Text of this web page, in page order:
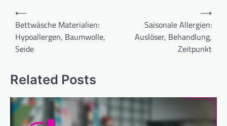
Post
navigation
⟵
Bettwäsche Materialien:
Hypoallergen, Baumwolle,
Seide
Saisonale Allergien:
Auslöser, Behandlung,
Zeitpunkt
⟶
Related Posts